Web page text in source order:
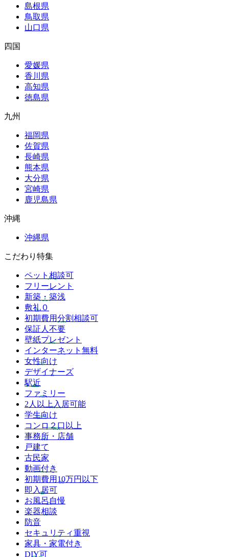
島根県
鳥取県
山口県
四国
愛媛県
香川県
高知県
徳島県
九州
福岡県
佐賀県
長崎県
熊本県
大分県
宮崎県
鹿児島県
沖縄
沖縄県
こだわり特集
ペット相談可
フリーレント
新築・築浅
敷礼０
初期費用分割相談可
保証人不要
壁紙プレゼント
インターネット無料
女性向け
デザイナーズ
駅近
ファミリー
2人以上入居可能
学生向け
コンロ２口以上
事務所・店舗
戸建て
古民家
動画付き
初期費用10万円以下
即入居可
お風呂自慢
楽器相談
防音
セキュリティ重視
家具・家電付き
DIY可